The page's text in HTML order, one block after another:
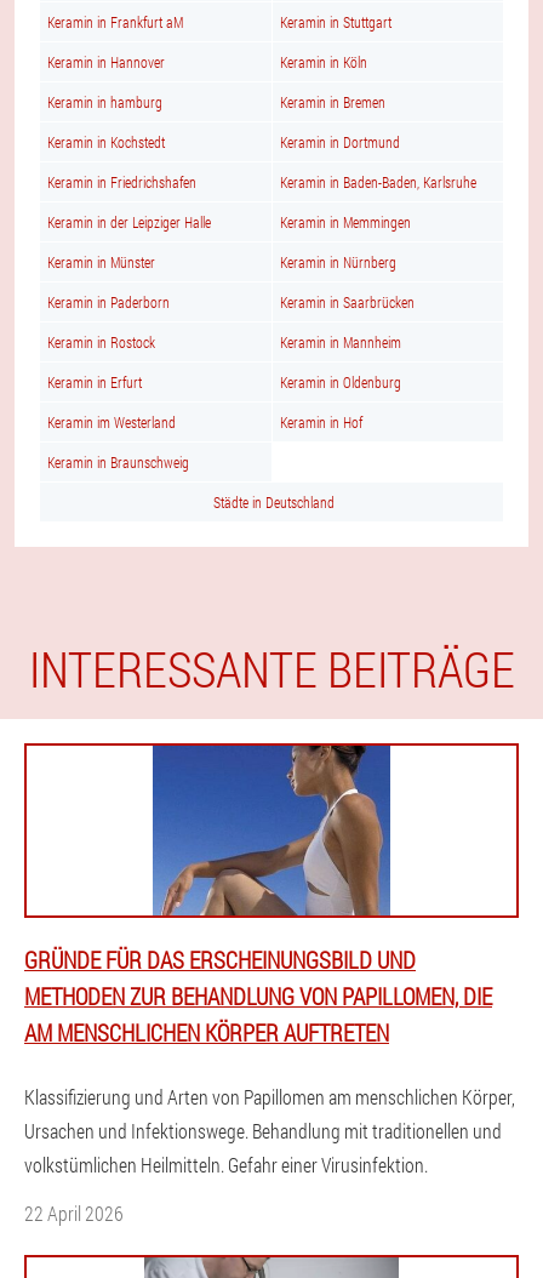
Keramin in Frankfurt aM Keramin in Stuttgart
Keramin in Hannover Keramin in Köln
Keramin in hamburg Keramin in Bremen
Keramin in Kochstedt Keramin in Dortmund
Keramin in Friedrichshafen Keramin in Baden-Baden, Karlsruhe
Keramin in der Leipziger Halle Keramin in Memmingen
Keramin in Münster Keramin in Nürnberg
Keramin in Paderborn Keramin in Saarbrücken
Keramin in Rostock Keramin in Mannheim
Keramin in Erfurt Keramin in Oldenburg
Keramin im Westerland Keramin in Hof
Keramin in Braunschweig
Städte in Deutschland
INTERESSANTE BEITRÄGE
GRÜNDE FÜR DAS ERSCHEINUNGSBILD UND
METHODEN ZUR BEHANDLUNG VON PAPILLOMEN, DIE
AM MENSCHLICHEN KÖRPER AUFTRETEN
Klassifizierung und Arten von Papillomen am menschlichen Körper,
Ursachen und Infektionswege. Behandlung mit traditionellen und
volkstümlichen Heilmitteln. Gefahr einer Virusinfektion.
22 April 2026